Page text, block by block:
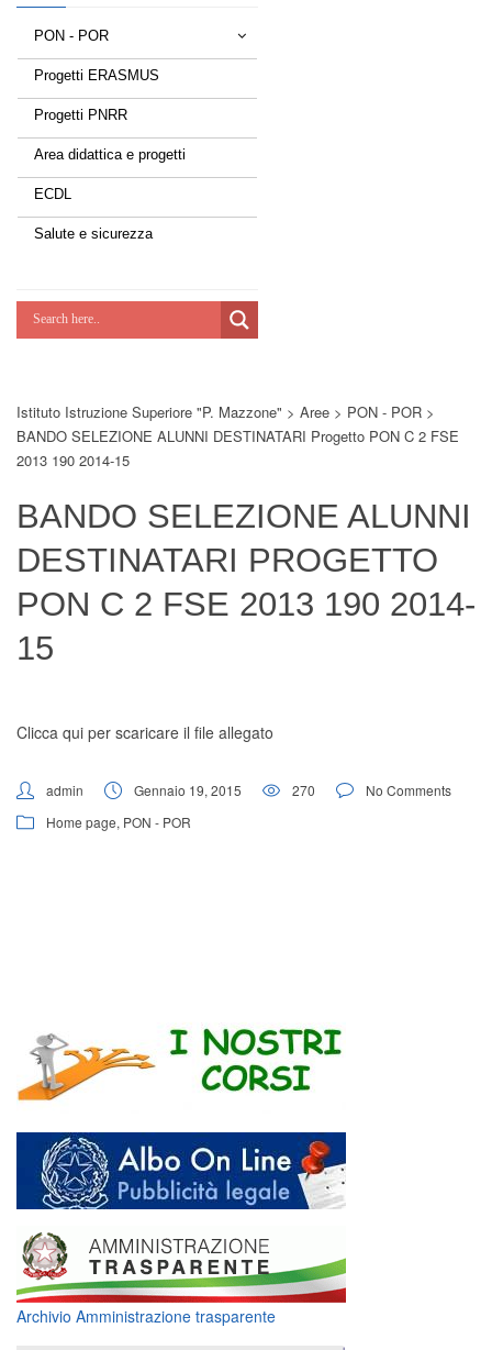
PON - POR
Tessere la rete
Estate a scuola
Scuola d'estate
Lab Green
Potenziamoci
Digital Board
Progetti ERASMUS
Progetti PNRR
Area didattica e progetti
ECDL
Salute e sicurezza
Istituto Istruzione Superiore "P. Mazzone" > Aree > PON - POR >
BANDO SELEZIONE ALUNNI DESTINATARI Progetto PON C 2 FSE
2013 190 2014-15
BANDO SELEZIONE ALUNNI
DESTINATARI PROGETTO
PON C 2 FSE 2013 190 2014-
15
Clicca qui per scaricare il file allegato
admin Gennaio 19, 2015 270
No Comments
Home page, PON - POR
Archivio Amministrazione trasparente